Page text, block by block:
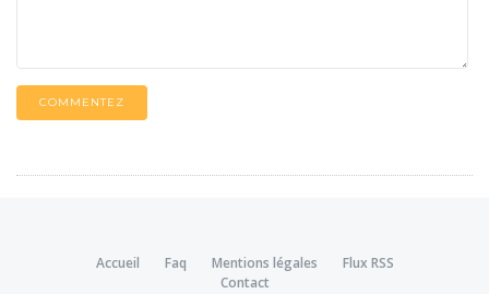
COMMENTEZ
Accueil Faq Mentions légales
Flux RSS
Contact